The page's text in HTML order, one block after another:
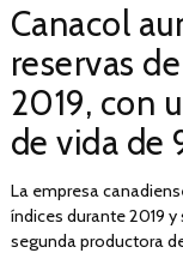
ON
Canacol
reservas
2019, con
de vida de
La empresa
índices durante 2019
segunda productora